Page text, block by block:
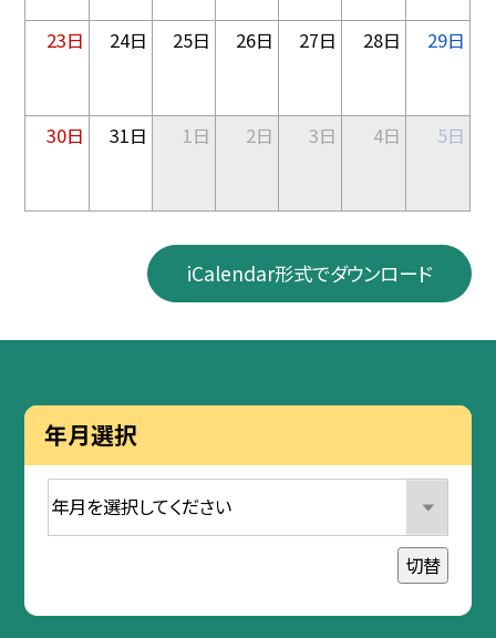
23日 24日 25日 26日 27日 28日 29日
30日 31日 1日 2日 3日 4日 5日
iCalendar形式でダウンロード
年月選択
切替